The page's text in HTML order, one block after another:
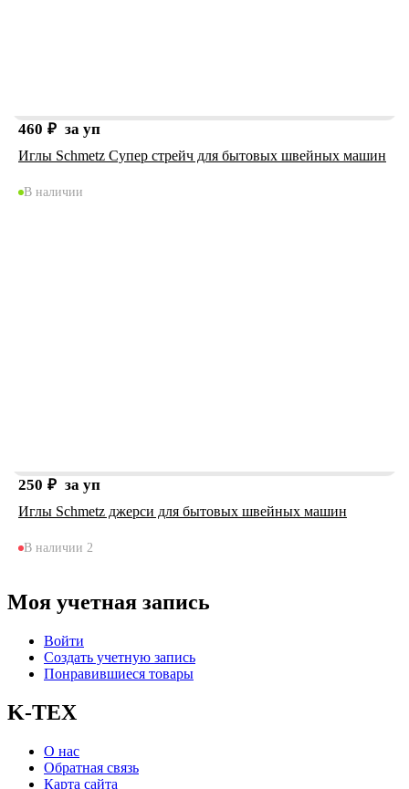
460 ₽ за уп
Иглы Schmetz Супер стрейч для бытовых швейных машин
В наличии
250 ₽ за уп
Иглы Schmetz джерси для бытовых швейных машин
В наличии 2
Моя учетная запись
Войти
Создать учетную запись
Понравившиеся товары
K-TEX
О нас
Обратная связь
Карта сайта